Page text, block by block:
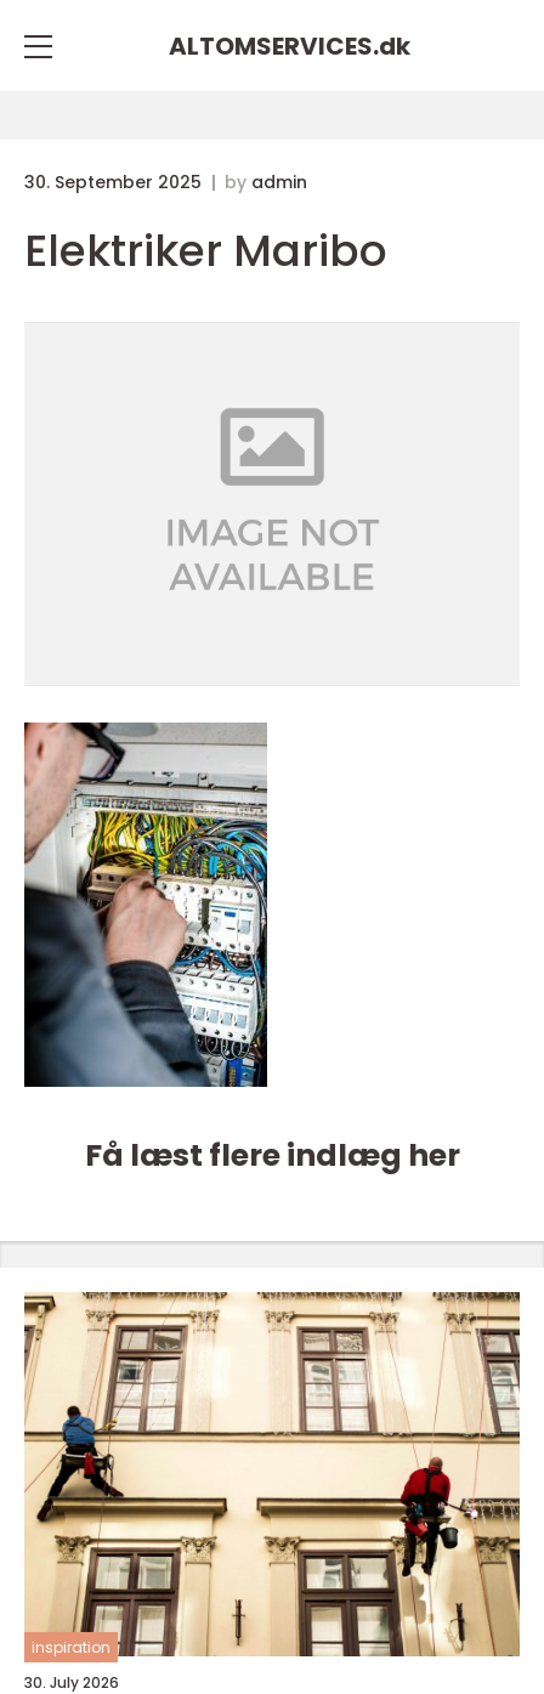
ALTOMSERVICES.dk
30. September 2025 by admin
Elektriker Maribo
Få læst flere indlæg her
inspiration
30. July 2026